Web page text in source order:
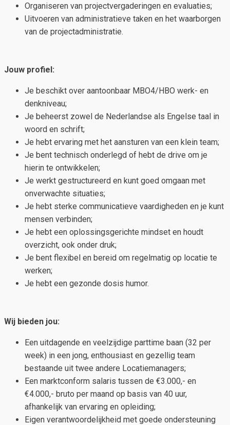
Organiseren van projectvergaderingen en evaluaties;
Uitvoeren van administratieve taken en het waarborgen
van de projectadministratie.
Jouw profiel:
Je beschikt over aantoonbaar MBO4/HBO werk- en
denkniveau;
Je beheerst zowel de Nederlandse als Engelse taal in
woord en schrift;
Je hebt ervaring met het aansturen van een klein team;
Je bent technisch onderlegd of hebt de drive om je
hierin te ontwikkelen;
Je werkt gestructureerd en kunt goed omgaan met
onverwachte situaties;
Je hebt sterke communicatieve vaardigheden en je kunt
mensen verbinden;
Je hebt een oplossingsgerichte mindset en houdt
overzicht, ook onder druk;
Je bent flexibel en bereid om regelmatig op locatie te
werken;
Je hebt een gezonde dosis humor.
Wij bieden jou:
Een uitdagende en veelzijdige parttime baan (32 per
week) in een jong, enthousiast en gezellig team
bestaande uit twee andere Locatiemanagers;
Een marktconform salaris tussen de €3.000,- en
€4.000,- bruto per maand op basis van 40 uur,
afhankelijk van ervaring en opleiding;
Eigen verantwoordelijkheid met goede ondersteuning